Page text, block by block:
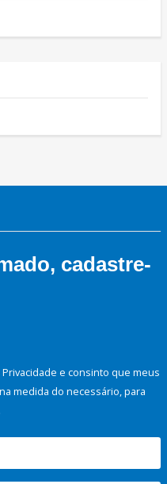
cadastre-
e consinto que meus
medida do necessário, para